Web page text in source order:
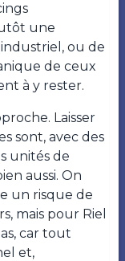
une
ou de
de ceux
à y rester.
Laisser
sont, avec des
unités de
aussi. On
un risque de
mais pour Riel
car tout
et,